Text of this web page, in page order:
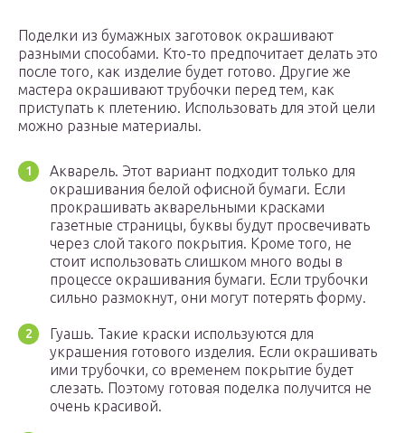
Поделки из бумажных заготовок окрашивают
разными способами. Кто-то предпочитает делать это
после того, как изделие будет готово. Другие же
мастера окрашивают трубочки перед тем, как
приступать к плетению. Использовать для этой цели
можно разные материалы.
Акварель. Этот вариант подходит только для
окрашивания белой офисной бумаги. Если
прокрашивать акварельными красками
газетные страницы, буквы будут просвечивать
через слой такого покрытия. Кроме того, не
стоит использовать слишком много воды в
процессе окрашивания бумаги. Если трубочки
сильно размокнут, они могут потерять форму.
Гуашь. Такие краски используются для
украшения готового изделия. Если окрашивать
ими трубочки, со временем покрытие будет
слезать. Поэтому готовая поделка получится не
очень красивой.